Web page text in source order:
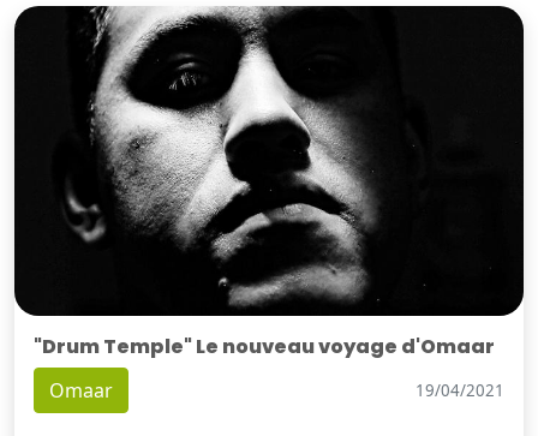
"Drum Temple" Le nouveau voyage d'Omaar
Omaar 19/04/2021